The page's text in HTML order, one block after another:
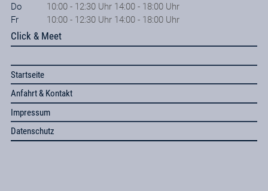
Do
10:00 - 12:30 Uhr 14:00 - 18:00 Uhr
Fr
10:00 - 12:30 Uhr 14:00 - 18:00 Uhr
Click & Meet
Startseite
Anfahrt & Kontakt
Impressum
Datenschutz